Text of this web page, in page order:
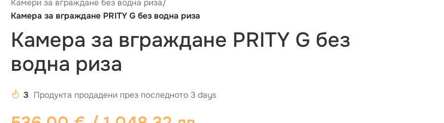
Камери за вграждане без водна риза/
Камера за вграждане PRITY G без водна риза
Камера за вграждане PRITY G без
водна риза
3 Продукта продадени през последното 3 days